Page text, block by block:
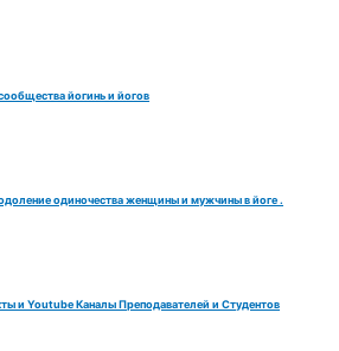
йогинь и йогов
одиночества женщины и мужчины в йоге .
и Youtube Каналы Преподавателей и Студентов